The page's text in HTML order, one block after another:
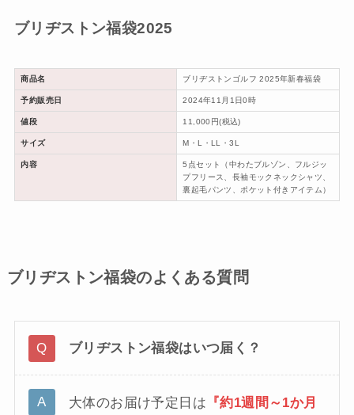
ブリヂストン福袋2025
商品名 ブリヂストンゴルフ 2025年新春福袋
予約販売日 2024年11月1日0時
値段 11,000円(税込)
サイズ M・L・LL・3L
内容
5点セット（中わたブルゾン、フルジッ
プフリース、長袖モックネックシャツ、
裏起毛パンツ、ポケット付きアイテム）
ブリヂストン福袋のよくある質問
ブリヂストン福袋はいつ届く？
大体のお届け予定日は 『約1週間～1か月